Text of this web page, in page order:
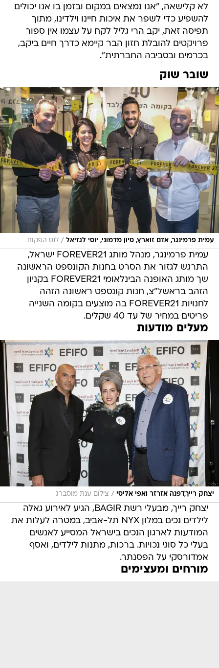
לא קלישאה, "אנו נמצאים במקום ובזמן בו אנו יכולים
להשפיע כדי לשפר את איכות חיינו וילדינו, מתוך
תפיסה זאת, יקב הרי גליל לקח על עצמו אין ספור
פרויקטים להובלת חזון הבר קיימא כדרך חיים ביקב,
בכרמים ובסביבה החברתית".
שובר שוק
עמית פרמינגר, אדם זוארץ, סיון מדמוני, יוסי לגזיאל / לנס הפקות
עמית פרמינגר, מנהל מותג FOREVER21 ישראל,
התרגש לגזור את הסרט בחנות הקונספט הראשונה
שך מותג האופנה הבינלאומי FOREVER21 בקניון
הזהב בראשל"צ, חנות קונספט ראשונה הזהה
לחנויות FOREVER21 בה מוצעים בקומה השנייה
פריטים במחיר של עד 40 שקלים.
מעלים מודעות
יצחק רייך,דפנה אזרזר ואפי אליסי / צילום ענת מוסברג
יצחק רייך, מבעלי רשת BAGIR, הגיע לאירוע גאלה
לילדים נכים במלון NYX תל-אביב, במטרה לעלות את
המודעות לארגון הנכים בישראל המסייע לאנשים
בעלי כל סוגי נכויות. ברכות, מתנות לילדים, ואסף
אמדורסקי על הפסנתר.
מורחים ומעצימים